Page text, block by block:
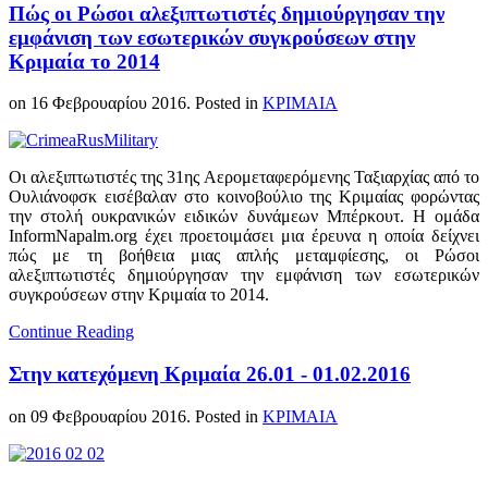
Πώς οι Ρώσοι αλεξιπτωτιστές δημιούργησαν την
εμφάνιση των εσωτερικών συγκρούσεων στην
Κριμαία το 2014
on 16 Φεβρουαρίου 2016. Posted in ΚΡΙΜΑΙΑ
Οι αλεξιπτωτιστές της 31ης Αερομεταφερόμενης Ταξιαρχίας από το
Ουλιάνοφσκ εισέβαλαν στο κοινοβούλιο της Κριμαίας φορώντας
την στολή ουκρανικών ειδικών δυνάμεων Μπέρκουτ. Η ομάδα
InformNapalm.org έχει προετοιμάσει μια έρευνα η οποία δείχνει
πώς με τη βοήθεια μιας απλής μεταμφίεσης, οι Ρώσοι
αλεξιπτωτιστές δημιούργησαν την εμφάνιση των εσωτερικών
συγκρούσεων στην Κριμαία το 2014.
Continue Reading
Στην κατεχόμενη Κριμαία 26.01 - 01.02.2016
on 09 Φεβρουαρίου 2016. Posted in ΚΡΙΜΑΙΑ